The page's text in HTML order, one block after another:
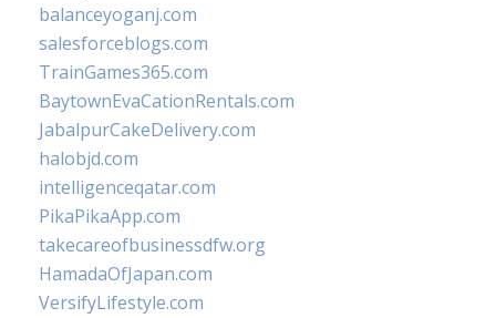
balanceyoganj.com
salesforceblogs.com
TrainGames365.com
BaytownEvaCationRentals.com
JabalpurCakeDelivery.com
halobjd.com
intelligenceqatar.com
PikaPikaApp.com
takecareofbusinessdfw.org
HamadaOfJapan.com
VersifyLifestyle.com